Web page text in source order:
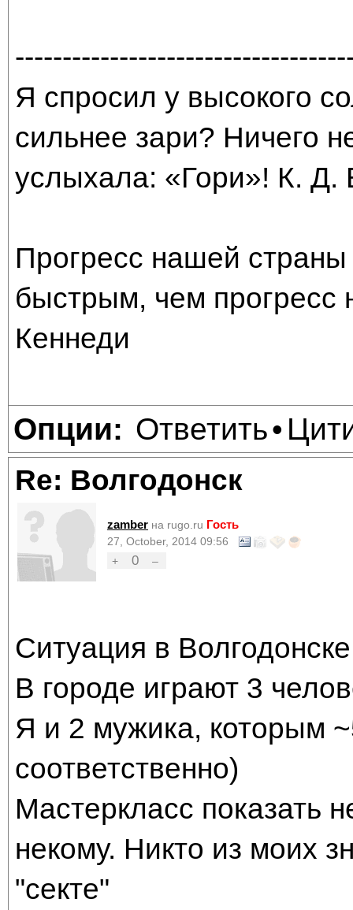
Я спросил у высокого
сильнее зари? Ничего
услыхала: «Гори»! К. Д.
Прогресс нашей
быстрым, чем прогресс
Кеннеди
Опции: Ответить•
Re: Волгодонск
zamber на rugo.ru Гость
27, October, 2014 09:56
+
0 –
Ситуация в
В городе играют 3
Я и 2 мужика, которым
соответственно)
Мастеркласс показать
некому. Никто из моих
"секте"